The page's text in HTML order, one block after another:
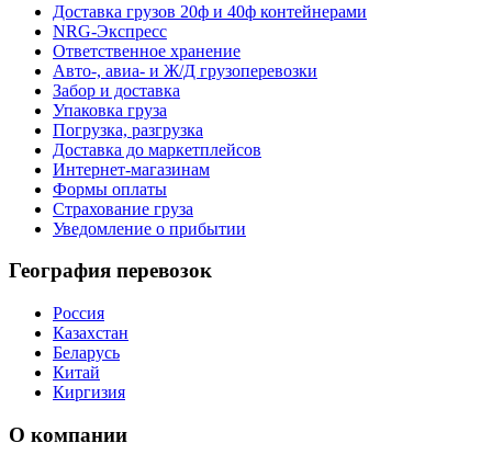
Доставка грузов 20ф и 40ф контейнерами
NRG-Экспресс
Ответственное хранение
Авто-, авиа- и Ж/Д грузоперевозки
Забор и доставка
Упаковка груза
Погрузка, разгрузка
Доставка до маркетплейсов
Интернет-магазинам
Формы оплаты
Страхование груза
Уведомление о прибытии
География перевозок
Россия
Казахстан
Беларусь
Китай
Киргизия
О компании